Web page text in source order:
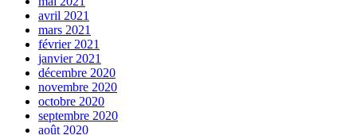
avril 2021
mars 2021
février 2021
janvier 2021
décembre 2020
novembre 2020
octobre 2020
septembre 2020
août 2020